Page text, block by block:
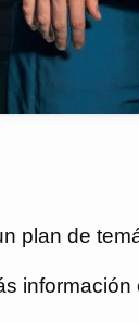
plan de